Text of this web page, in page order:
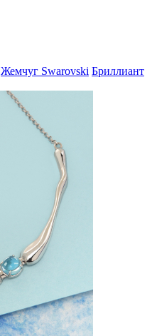
Жемчуг Swarovski Бриллиант